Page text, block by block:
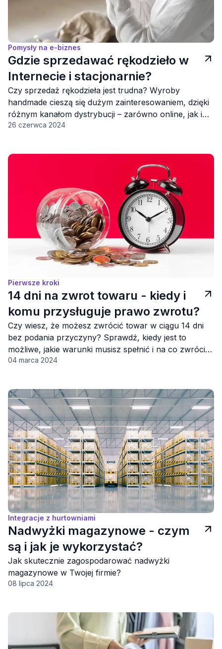
Pomysły na e-biznes
Gdzie sprzedawać rękodzieło w
Internecie i stacjonarnie?
Czy sprzedaż rękodzieła jest trudna? Wyroby
handmade cieszą się dużym zainteresowaniem, dzięki
różnym kanałom dystrybucji – zarówno online, jak i
stacjonarnie.
26 czerwca 2024
Pierwsze kroki
14 dni na zwrot towaru - kiedy i
komu przysługuje prawo zwrotu?
Czy wiesz, że możesz zwrócić towar w ciągu 14 dni
bez podania przyczyny? Sprawdź, kiedy jest to
możliwe, jakie warunki musisz spełnić i na co zwrócić
uwagę przy dokonywaniu zwrotu, aby uniknąć
04 marca 2024
Integracje z hurtowniami
Nadwyżki magazynowe - czym
są i jak je wykorzystać?
Jak skutecznie zagospodarować nadwyżki
magazynowe w Twojej firmie?
08 lipca 2024